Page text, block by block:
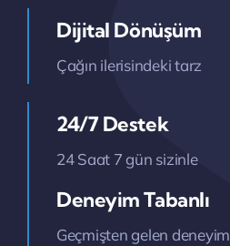
Dijital Dönüşüm
Çağın ilerisindeki tarz
24/7 Destek
24 Saat 7 gün sizinle
Deneyim Tabanlı
Geçmişten gelen deneyim